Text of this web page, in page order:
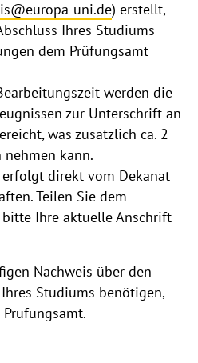
uni.de) erstellt,
Ihres Studiums
dem Prüfungsamt
werden die
zur Unterschrift an
was zusätzlich ca. 2
nehmen kann.
erfolgt direkt vom Dekanat
Teilen Sie dem
bitte Ihre aktuelle Anschrift
Nachweis über den
Studiums benötigen,